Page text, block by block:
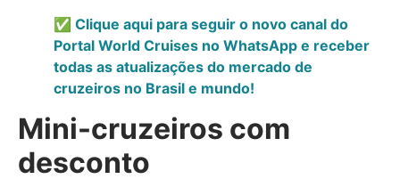
✅ Clique aqui para seguir o novo canal do
Portal World Cruises no WhatsApp e receber
todas as atualizações do mercado de
cruzeiros no Brasil e mundo!
Mini-cruzeiros com
desconto